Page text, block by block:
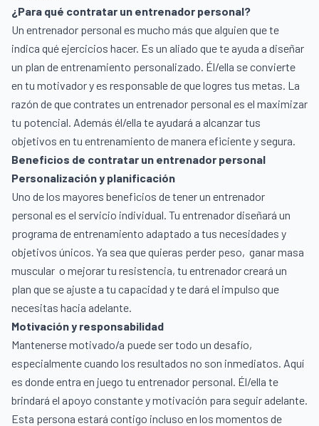
¿Para qué contratar un entrenador personal?
Un entrenador personal es mucho más que alguien que te
indica qué ejercicios hacer. Es un aliado que te ayuda a diseñar
un plan de entrenamiento personalizado. Él/ella se convierte
en tu motivador y es responsable de que logres tus metas. La
razón de que contrates un entrenador personal es el maximizar
tu potencial. Además él/ella te ayudará a alcanzar tus
objetivos en tu entrenamiento de manera eficiente y segura.
Beneficios de contratar un entrenador personal
Personalización y planificación
Uno de los mayores beneficios de tener un entrenador
personal es el servicio individual. Tu entrenador diseñará un
programa de entrenamiento adaptado a tus necesidades y
objetivos únicos. Ya sea que quieras perder peso, ganar masa
muscular o mejorar tu resistencia, tu entrenador creará un
plan que se ajuste a tu capacidad y te dará el impulso que
necesitas hacia adelante.
Motivación y responsabilidad
Mantenerse motivado/a puede ser todo un desafío,
especialmente cuando los resultados no son inmediatos. Aquí
es donde entra en juego tu entrenador personal. Él/ella te
brindará el apoyo constante y motivación para seguir adelante.
Esta persona estará contigo incluso en los momentos de